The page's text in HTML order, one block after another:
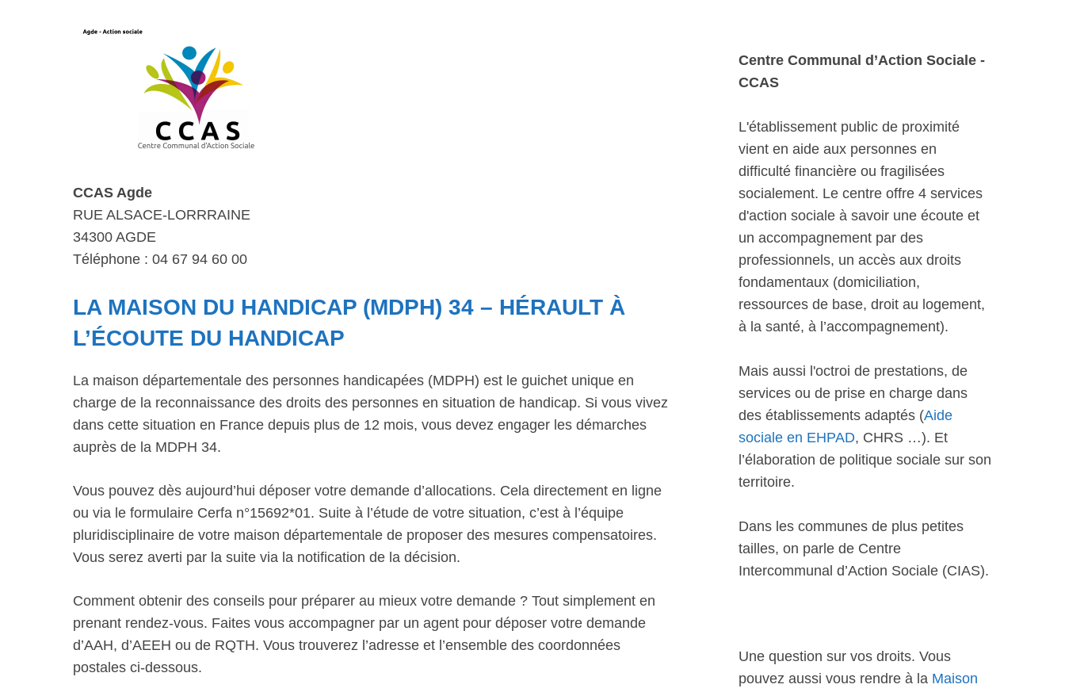
CCAS Agde
RUE ALSACE-LORRRAINE
34300 AGDE
Téléphone : 04 67 94 60 00
LA MAISON DU HANDICAP (MDPH) 34 – HÉRAULT À
L’ÉCOUTE DU HANDICAP
La maison départementale des personnes handicapées (MDPH) est le guichet unique en
charge de la reconnaissance des droits des personnes en situation de handicap. Si vous vivez
dans cette situation en France depuis plus de 12 mois, vous devez engager les démarches
auprès de la MDPH 34.
Vous pouvez dès aujourd’hui déposer votre demande d’allocations. Cela directement en ligne
ou via le formulaire Cerfa n°15692*01. Suite à l’étude de votre situation, c’est à l’équipe
pluridisciplinaire de votre maison départementale de proposer des mesures compensatoires.
Vous serez averti par la suite via la notification de la décision.
Comment obtenir des conseils pour préparer au mieux votre demande ? Tout simplement en
prenant rendez-vous. Faites vous accompagner par un agent pour déposer votre demande
d’AAH, d’AEEH ou de RQTH. Vous trouverez l’adresse et l’ensemble des coordonnées
postales ci-dessous.
Centre Communal d’Action Sociale -
CCAS
L'établissement public de proximité
vient en aide aux personnes en
difficulté financière ou fragilisées
socialement. Le centre offre 4 services
d'action sociale à savoir une écoute et
un accompagnement par des
professionnels, un accès aux droits
fondamentaux (domiciliation,
ressources de base, droit au logement,
à la santé, à l’accompagnement).
Mais aussi l'octroi de prestations, de
services ou de prise en charge dans
des établissements adaptés (Aide
sociale en EHPAD, CHRS …). Et
l’élaboration de politique sociale sur son
territoire.
Dans les communes de plus petites
tailles, on parle de Centre
Intercommunal d’Action Sociale (CIAS).
Une question sur vos droits. Vous
pouvez aussi vous rendre à la Maison